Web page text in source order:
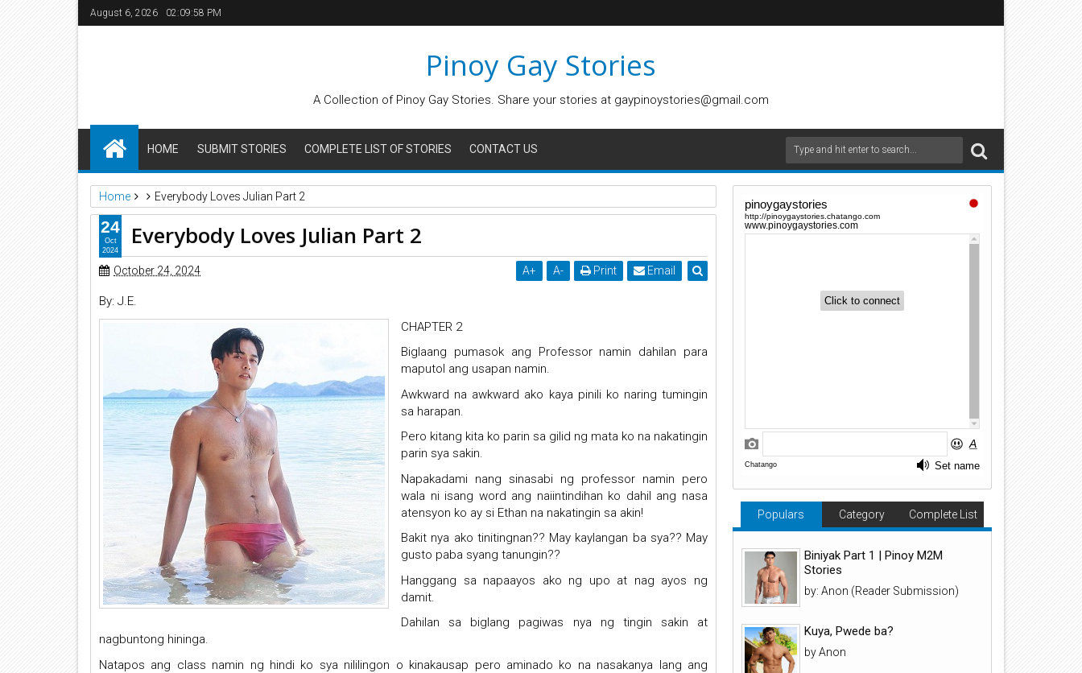
August 6, 2026 02:09:59 PM
Pinoy Gay Stories
A Collection of Pinoy Gay Stories. Share your stories at gaypinoystories@gmail.com
HOME SUBMIT STORIES COMPLETE LIST OF STORIES CONTACT US
Home Everybody Loves Julian Part 2
Everybody Loves Julian Part 2
October 24, 2024 A+ A- Print Email
By: J.E.
CHAPTER 2
Biglaang pumasok ang Professor namin dahilan para
maputol ang usapan namin.
Awkward na awkward ako kaya pinili ko naring tumingin
sa harapan.
Pero kitang kita ko parin sa gilid ng mata ko na nakatingin
parin sya sakin.
Napakadami nang sinasabi ng professor namin pero
wala ni isang word ang naiintindihan ko dahil ang nasa
atensyon ko ay si Ethan na nakatingin sa akin!
Bakit nya ako tinitingnan?? May kaylangan ba sya?? May
gusto paba syang tanungin??
Hanggang sa napaayos ako ng upo at nag ayos ng
damit.
Dahilan sa biglang pagiwas nya ng tingin sakin at
nagbuntong hininga.
Natapos ang class namin ng hindi ko sya nililingon o kinakausap pero aminado ko na nasakanya lang ang
24
Oct
2024
Populars Category Complete List
Biniyak Part 1 | Pinoy M2M
Stories
by: Anon (Reader Submission)
Kuya, Pwede ba?
by Anon